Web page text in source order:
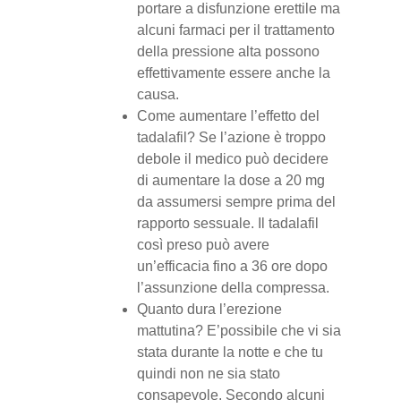
portare a disfunzione erettile ma
alcuni farmaci per il trattamento
della pressione alta possono
effettivamente essere anche la
causa.
Come aumentare l’effetto del
tadalafil? Se l’azione è troppo
debole il medico può decidere
di aumentare la dose a 20 mg
da assumersi sempre prima del
rapporto sessuale. Il tadalafil
così preso può avere
un’efficacia fino a 36 ore dopo
l’assunzione della compressa.
Quanto dura l’erezione
mattutina? E’possibile che vi sia
stata durante la notte e che tu
quindi non ne sia stato
consapevole. Secondo alcuni